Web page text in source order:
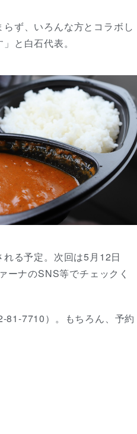
ず、いろんな方とコラボし
と白石代表。
れる予定。次回は5月12日
ーナのSNS等でチェックく
7710）。もちろん、予約